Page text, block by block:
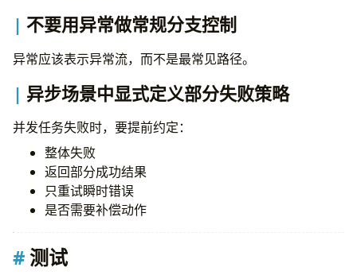
不要用异常做常规分支控制
异常应该表示异常流，而不是最常见路径。
异步场景中显式定义部分失败策略
并发任务失败时，要提前约定：
整体失败
返回部分成功结果
只重试瞬时错误
是否需要补偿动作
测试